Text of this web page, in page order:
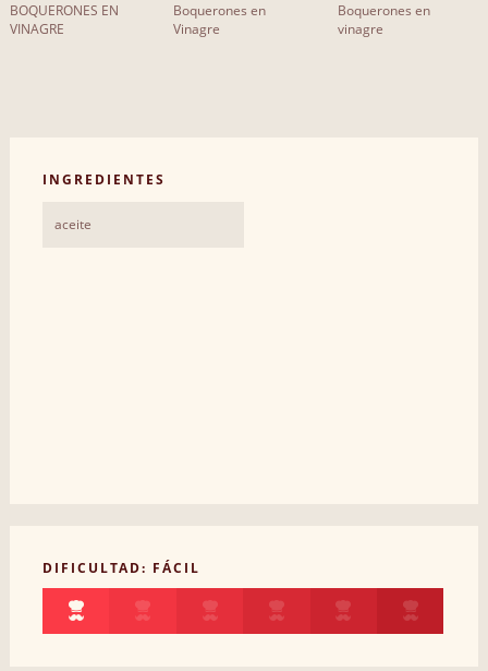
BOQUERONES EN
VINAGRE
Boquerones en
Vinagre
Boquerones en
vinagre
INGREDIENTES
aceite
DIFICULTAD: FÁCIL